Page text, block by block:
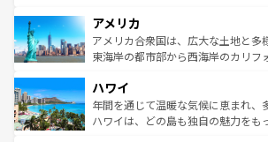
ンツ一覧を参照してほしい。
の建物がそのまま残る町や、スイス
博物館もあり、アルプス観光だけで
ことができる。国民の所得が高いた
ば市内交通費無料で観光を楽しむこともで
着のスイス情報はコンテンツ一覧
アメリカ
アメリカ合衆国は、広大な土地と多
東海岸の都市部から西海岸のカリフ
のような巨大都市は、観光、ショッ
ンメントが詰まった刺激的なスポッ
西部には大自然が広がり、グランド
ハワイ
年間を通じて温暖な気候に恵まれ、
ハワイは、どの島も独自の魅力をも